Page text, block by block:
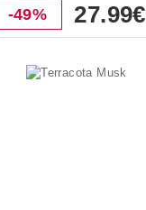
-49% 27.99€